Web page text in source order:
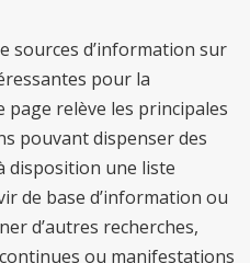
sources d’information sur
pour la
page relève les principales
pouvant dispenser des
disposition une liste
de base d’information ou
d’autres recherches,
ou manifestations